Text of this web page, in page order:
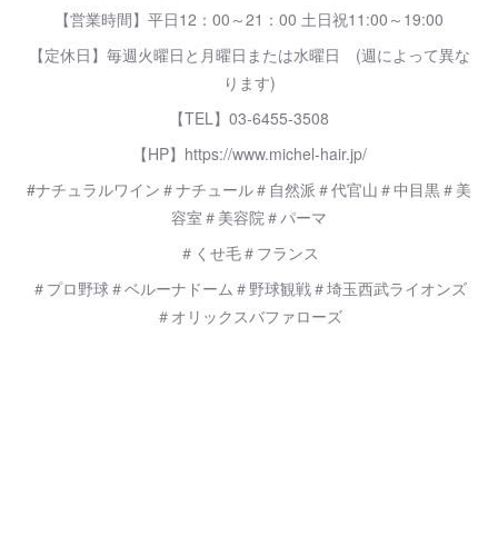
【営業時間】平日12：00～21：00 土日祝11:00～19:00
【定休日】毎週火曜日と月曜日または水曜日 (週によって異な
ります)
【TEL】03-6455-3508
【HP】https://www.michel-hair.jp/
#ナチュラルワイン＃ナチュール＃自然派＃代官山＃中目黒＃美
容室＃美容院＃パーマ
＃くせ毛＃フランス
＃プロ野球＃ベルーナドーム＃野球観戦＃埼玉西武ライオンズ
＃オリックスバファローズ